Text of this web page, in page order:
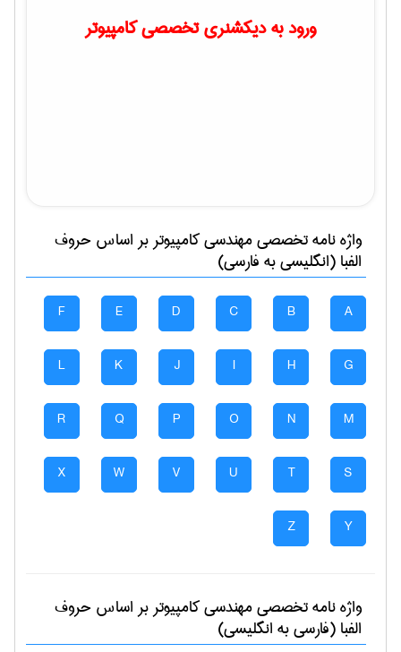
ورود به دیکشنری تخصصی کامپیوتر
واژه نامه تخصصیمهندسی كامپيوتربر اساس حروف
الفبا (انگلیسی به فارسی)
A
B
C
D
E
F
G
H
I
J
K
L
M
N
O
P
Q
R
S
T
U
V
W
X
Y
Z
واژه نامه تخصصیمهندسی كامپيوتربر اساس حروف
الفبا (فارسی به انگلیسی)